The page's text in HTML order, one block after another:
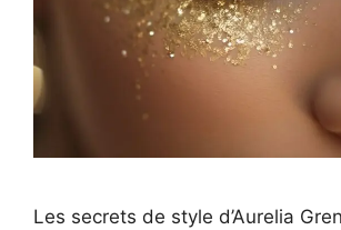
Les secrets de style d’Aurelia